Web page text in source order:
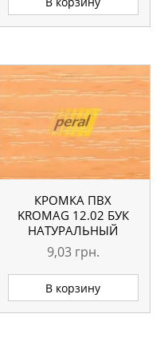
КРОМКА ПВХ
KROMAG 12.02 БУК
НАТУРАЛЬНЫЙ
22×0,6 ММ
9,03 грн.
В корзину